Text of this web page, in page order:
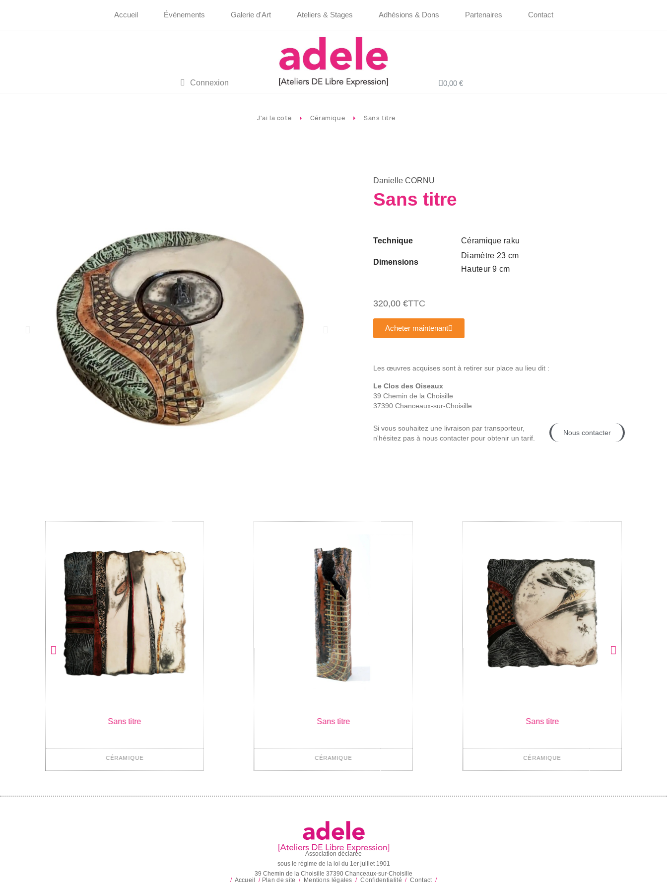
Accueil Événements Galerie d'Art Ateliers & Stages Adhésions & Dons Partenaires Contact
Connexion 0,00 €
J'ai la cote Céramique Sans titre
Danielle CORNU
Sans titre
Technique Céramique raku
Dimensions
Diamètre 23 cm
Hauteur 9 cm
320,00 €TTC
Acheter maintenant
Les œuvres acquises sont à retirer sur place au lieu dit :
Le Clos des Oiseaux
39 Chemin de la Choisille
37390 Chanceaux-sur-Choisille
Si vous souhaitez une livraison par transporteur,
n'hésitez pas à nous contacter pour obtenir un tarif.
Nous contacter
Sans titre
CÉRAMIQUE
Sans titre
CÉRAMIQUE
Sans titre
CÉRAMIQUE
Association déclarée
sous le régime de la loi du 1er juillet 1901
39 Chemin de la Choisille 37390 Chanceaux-sur-Choisille
/ Accueil / Plan de site / Mentions légales / Confidentialité / Contact /